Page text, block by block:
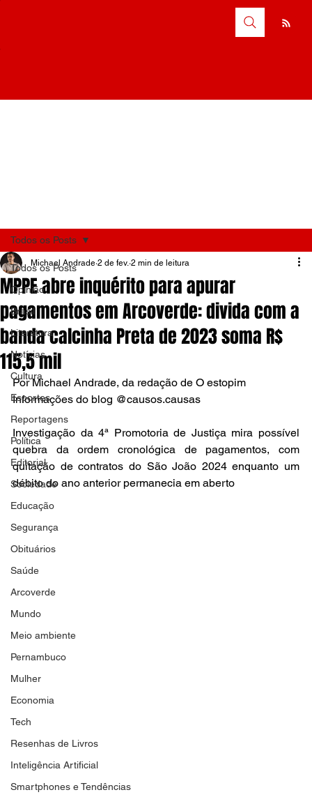
Todos os Posts
Opinião
Brasil
Literatura
Notícias
Cultura
Esportes
Reportagens
Política
Editorial
Sociedade
Educação
Segurança
Obituários
Saúde
Arcoverde
Mundo
Meio ambiente
Pernambuco
Mulher
Economia
Tech
Resenhas de Livros
Inteligência Artificial
Smartphones e Tendências
Todos os Posts
MPPE abre inquérito para apurar
pagamentos em Arcoverde: divida com a
banda calcinha Preta de 2023 soma R$
115,5 mil
Michael Andrade 2 de fev. 2 min de leitura
Por Michael Andrade, da redação de O estopim
Informações do blog @causos.causas
Investigação da 4ª Promotoria de Justiça mira possível
quebra da ordem cronológica de pagamentos, com
quitação de contratos do São João 2024 enquanto um
débito do ano anterior permanecia em aberto